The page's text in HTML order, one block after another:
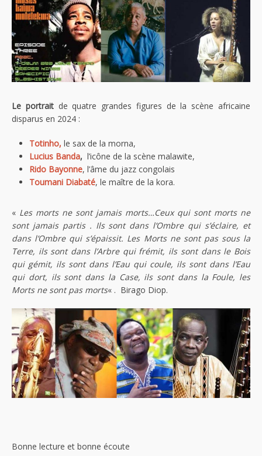
Le portraitde quatre grandes figures de la scène africaine
disparus en 2024 :
Totinho, le sax de la morna,
Lucius Banda, l’icône de la scène malawite,
Rido Bayonne, l’âme du jazz congolais
Toumani Diabaté, le maître de la kora.
« Les morts ne sont jamais morts…Ceux qui sont morts ne
sont jamais partis . Ils sont dans l’Ombre qui s’éclaire, et
dans l’Ombre qui s’épaissit. Les Morts ne sont pas sous la
Terre, ils sont dans l’Arbre qui frémit, ils sont dans le Bois
qui gémit, ils sont dans l’Eau qui coule, ils sont dans l’Eau
qui dort, ils sont dans la Case, ils sont dans la Foule, les
Morts ne sont pas morts« . Birago Diop.
Bonne lecture et bonne écoute